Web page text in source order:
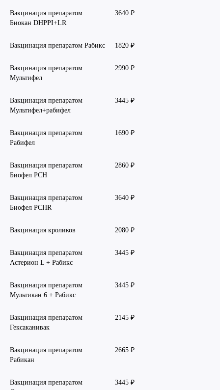
Вакцинация препаратом
Биокан DHPPI+LR
3640 ₽
Вакцинация препаратом Рабикс 1820 ₽
Вакцинация препаратом
Мультифел
2990 ₽
Вакцинация препаратом
Мультифел+рабифел
3445 ₽
Вакцинация препаратом
Рабифел
1690 ₽
Вакцинация препаратом
Биофел PCH
2860 ₽
Вакцинация препаратом
Биофел PCHR
3640 ₽
Вакцинация кроликов 2080 ₽
Вакцинация препаратом
Астерион L + Рабикс
3445 ₽
Вакцинация препаратом
Мультикан 6 + Рабикс
3445 ₽
Вакцинация препаратом
Гексаканивак
2145 ₽
Вакцинация препаратом
Рабикан
2665 ₽
Вакцинация препаратом
3445 ₽